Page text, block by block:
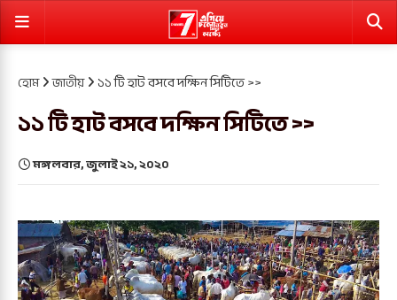
হোম জাতীয় ১১ টি হাট বসবে দক্ষিন সিটিতে >>
১১ টি হাট বসবে দক্ষিন সিটিতে >>
মঙ্গলবার, জুলাই ২১, ২০২০